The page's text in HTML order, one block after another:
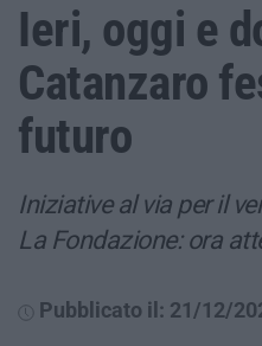
Ieri, oggi e
Catanzaro
futuro
Iniziative al via per il
La Fondazione: ora
Pubblicato il: 21/12/